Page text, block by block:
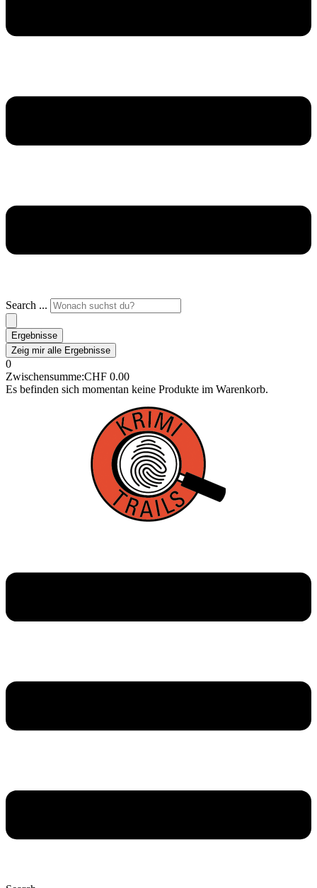
Search ...
Ergebnisse
Zeig mir alle Ergebnisse
0
Zwischensumme:CHF 0.00
Es befinden sich momentan keine Produkte im Warenkorb.